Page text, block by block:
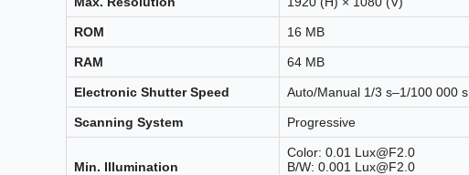
ROM 16 MB
RAM 64 MB
Electronic Shutter Speed Auto/Manual 1/3 s–1/100 000 s
Scanning System Progressive
Min. Illumination
Color: 0.01 Lux@F2.0
B/W: 0.001 Lux@F2.0